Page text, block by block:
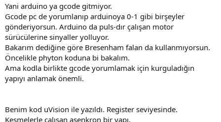
Yani arduino ya gcode gitmiyor.
Gcode pc de yorumlanıp arduinoya 0-1 gibi birşeyler
gönderiyorsun. Arduino da puls-dır çalışan motor
sürücülerine sinyaller yolluyor.
Bakarım dediğine göre Bresenham falan da kullanmıyorsun.
Öncelikle phyton koduna bi bakalım.
Ama kodla birlikte gcode yorumlamak için kurguladığın
yapıyı anlamak önemli.
Benim kod uVision ile yazıldı. Register seviyesinde.
Kesmelerle çalışan asenkron bir yapı.